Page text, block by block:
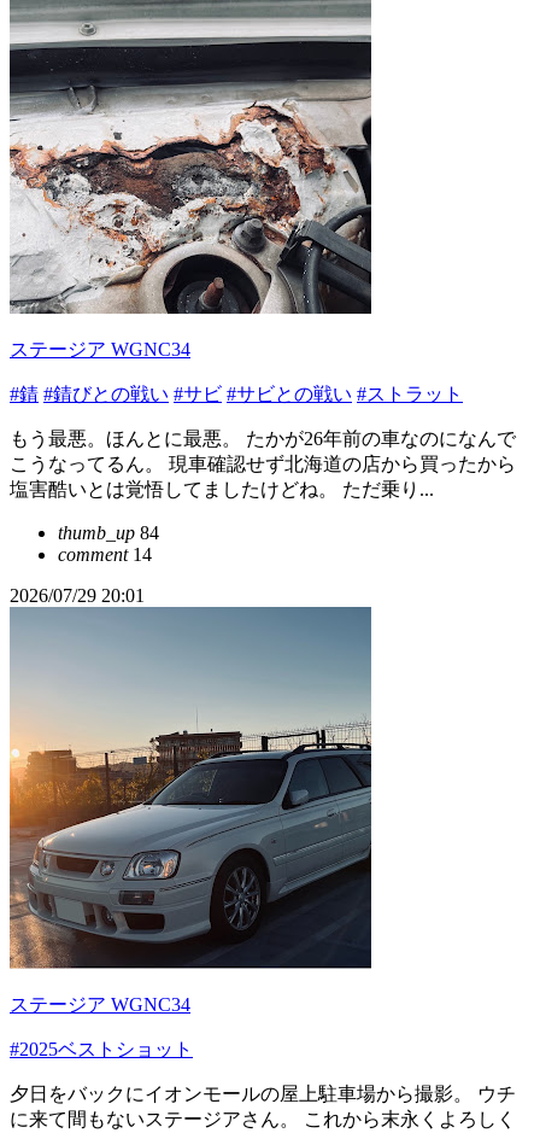
ステージア WGNC34
#錆 #錆びとの戦い #サビ #サビとの戦い #ストラット
もう最悪。ほんとに最悪。 たかが26年前の車なのになんで
こうなってるん。 現車確認せず北海道の店から買ったから
塩害酷いとは覚悟してましたけどね。 ただ乗り...
thumb_up 84
comment14
2026/07/29 20:01
ステージア WGNC34
#2025ベストショット
夕日をバックにイオンモールの屋上駐車場から撮影。 ウチ
に来て間もないステージアさん。 これから末永くよろしく